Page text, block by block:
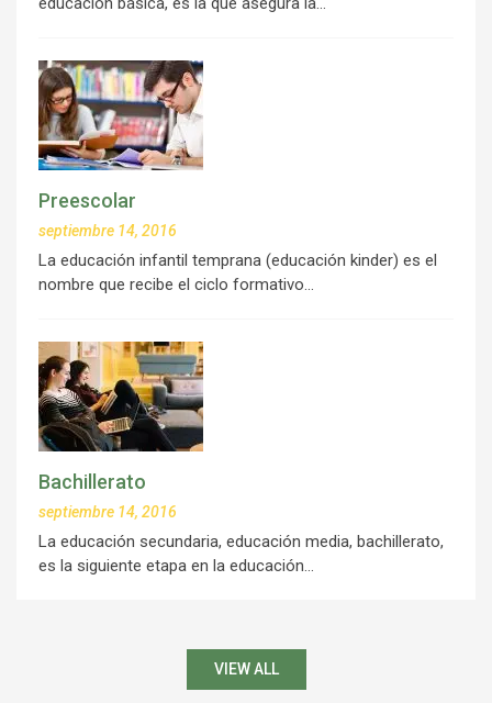
Preescolar
septiembre 14, 2016
La educación infantil temprana (educación kinder) es el
nombre que recibe el ciclo formativo…
Bachillerato
septiembre 14, 2016
La educación secundaria, educación media, bachillerato,
es la siguiente etapa en la educación…
VIEW ALL